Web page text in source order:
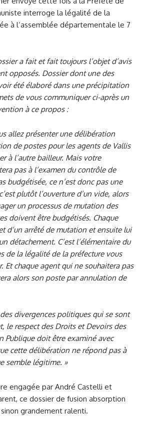
interroge la légalité de la
à l’assemblée départementale le 7
a fait et fait toujours l’objet d’avis
opposés. Dossier dont une des
été élaboré dans une précipitation
de vous communiquer ci-après un
à ce propos :
allez présenter une délibération
de postes pour les agents de Vallis
à l’autre bailleur. Mais votre
pas à l’examen du contrôle de
budgétisée, ce n’est donc pas une
plutôt l’ouverture d’un vide, alors
un processus de mutation des
doivent être budgétisés. Chaque
d’un arrêté de mutation et ensuite lui
détachement. C’est l’élémentaire du
de la légalité de la préfecture vous
Et chaque agent qui ne souhaitera pas
alors son poste par annulation de
des divergences politiques qui se sont
le respect des Droits et Devoirs des
Publique doit être examiné avec
cette délibération ne répond pas à
semble légitime. »
engagée par André Castelli et
ce dossier de fusion absorption
grandement ralenti.